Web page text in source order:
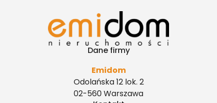
Dane firmy
Emidom
Odolańska 12 lok. 2
02-560 Warszawa